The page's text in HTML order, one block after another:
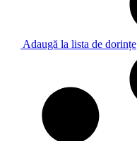
Adaugă la lista de dorințe